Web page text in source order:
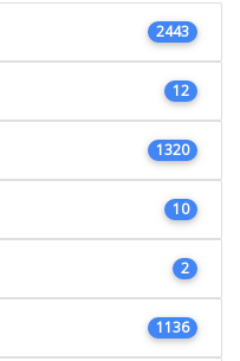
2443
12
1320
10
2
1136